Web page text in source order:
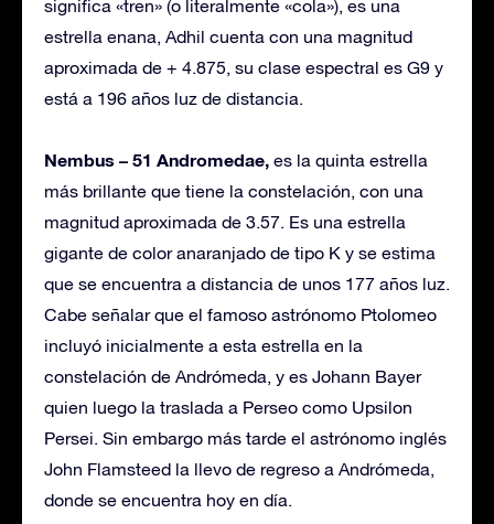
significa «tren» (o literalmente «cola»), es una
estrella enana, Adhil cuenta con una magnitud
aproximada de + 4.875, su clase espectral es G9 y
está a 196 años luz de distancia.
Nembus – 51 Andromedae, es la quinta estrella
más brillante que tiene la constelación, con una
magnitud aproximada de 3.57. Es una estrella
gigante de color anaranjado de tipo K y se estima
que se encuentra a distancia de unos 177 años luz.
Cabe señalar que el famoso astrónomo Ptolomeo
incluyó inicialmente a esta estrella en la
constelación de Andrómeda, y es Johann Bayer
quien luego la traslada a Perseo como Upsilon
Persei. Sin embargo más tarde el astrónomo inglés
John Flamsteed la llevo de regreso a Andrómeda,
donde se encuentra hoy en día.